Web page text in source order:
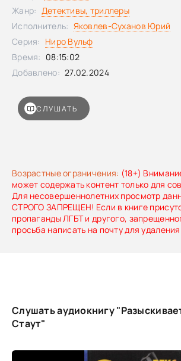
Возрастные ограничения: (18+)
может содержать контент только для
Для несовершеннолетних просмотр
СТРОГО ЗАПРЕЩЕН! Если в книге
пропаганды ЛГБТ и другого,
просьба написать на почту для
СЛУШАТЬ
Жанр: Детективы, триллеры
Исполнитель: Яковлев-Суханов Юрий
Серия: Ниро Вульф
Время: 08:15:02
Добавлено: 27.02.2024
Слушать аудиокнигу
Стаут"